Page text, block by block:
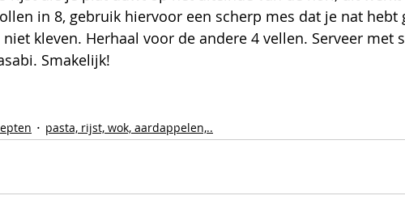
in 8, gebruik hiervoor een scherp mes dat je nat hebt
kleven. Herhaal voor de andere 4 vellen. Serveer met
Smakelijk!
pasta, rijst, wok, aardappelen,..